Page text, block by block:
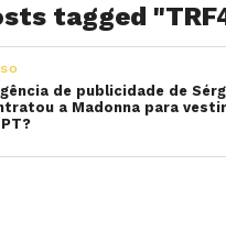
tagged
de publicidade de
a Madonna para